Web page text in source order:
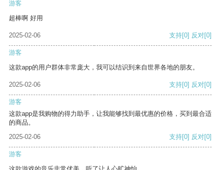
游客
超棒啊 好用
2025-02-06 支持[0] 反对[0]
游客
这款app的用户群体非常庞大，我可以结识到来自世界各地的朋友。
2025-02-06 支持[0] 反对[0]
游客
这款app是我购物的得力助手，让我能够找到最优惠的价格，买到最合适
的商品。
2025-02-06
支持[0] 反对[0]
游客